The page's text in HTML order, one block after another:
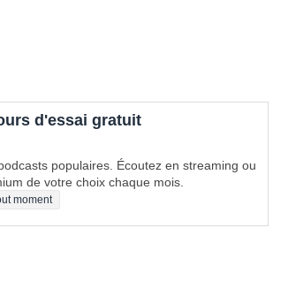
d'essai gratuit
populaires. Écoutez en streaming ou
de votre choix chaque mois.
moment